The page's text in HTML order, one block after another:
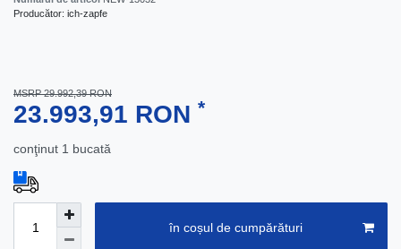
Producător: ich-zapfe
MSRP 29.992,39 RON
23.993,91 RON *
conţinut 1 bucată
în coșul de cumpărături